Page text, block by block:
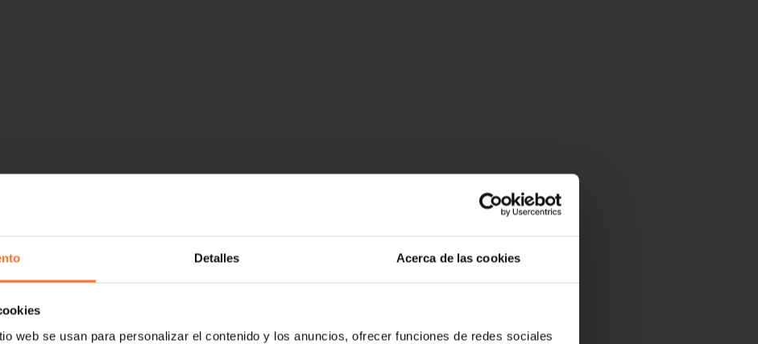
Detalles Acerca de las cookies
web se usan para personalizar el contenido y los anuncios, ofrecer funciones de redes sociales